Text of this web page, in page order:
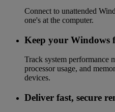
Connect to unattended
one's at the computer.
Keep your Windows
Track system performance
processor usage, and
devices.
Deliver fast, secure